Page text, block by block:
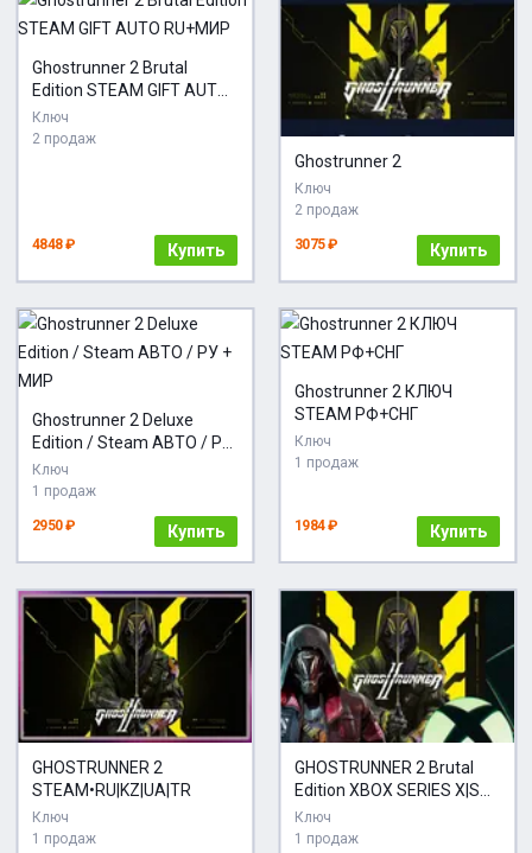
Ghostrunner 2 Brutal
Edition STEAM GIFT AUTO
RU+МИР
Ключ
2 продаж
4848 ₽ Купить
Ghostrunner 2
Ключ
2 продаж
3075 ₽ Купить
Ghostrunner 2 Deluxe
Edition / Steam АВТО / РУ
+ МИР
Ключ
1 продаж
2950 ₽ Купить
Ghostrunner 2 КЛЮЧ
STEAM РФ+СНГ
Ключ
1 продаж
1984 ₽ Купить
GHOSTRUNNER 2
STEAM•RU|KZ|UA|TR
Ключ
1 продаж
GHOSTRUNNER 2 Brutal
Edition XBOX SERIES X|S
КЛЮЧ НА ВАШ АККАУНТ
Ключ
1 продаж